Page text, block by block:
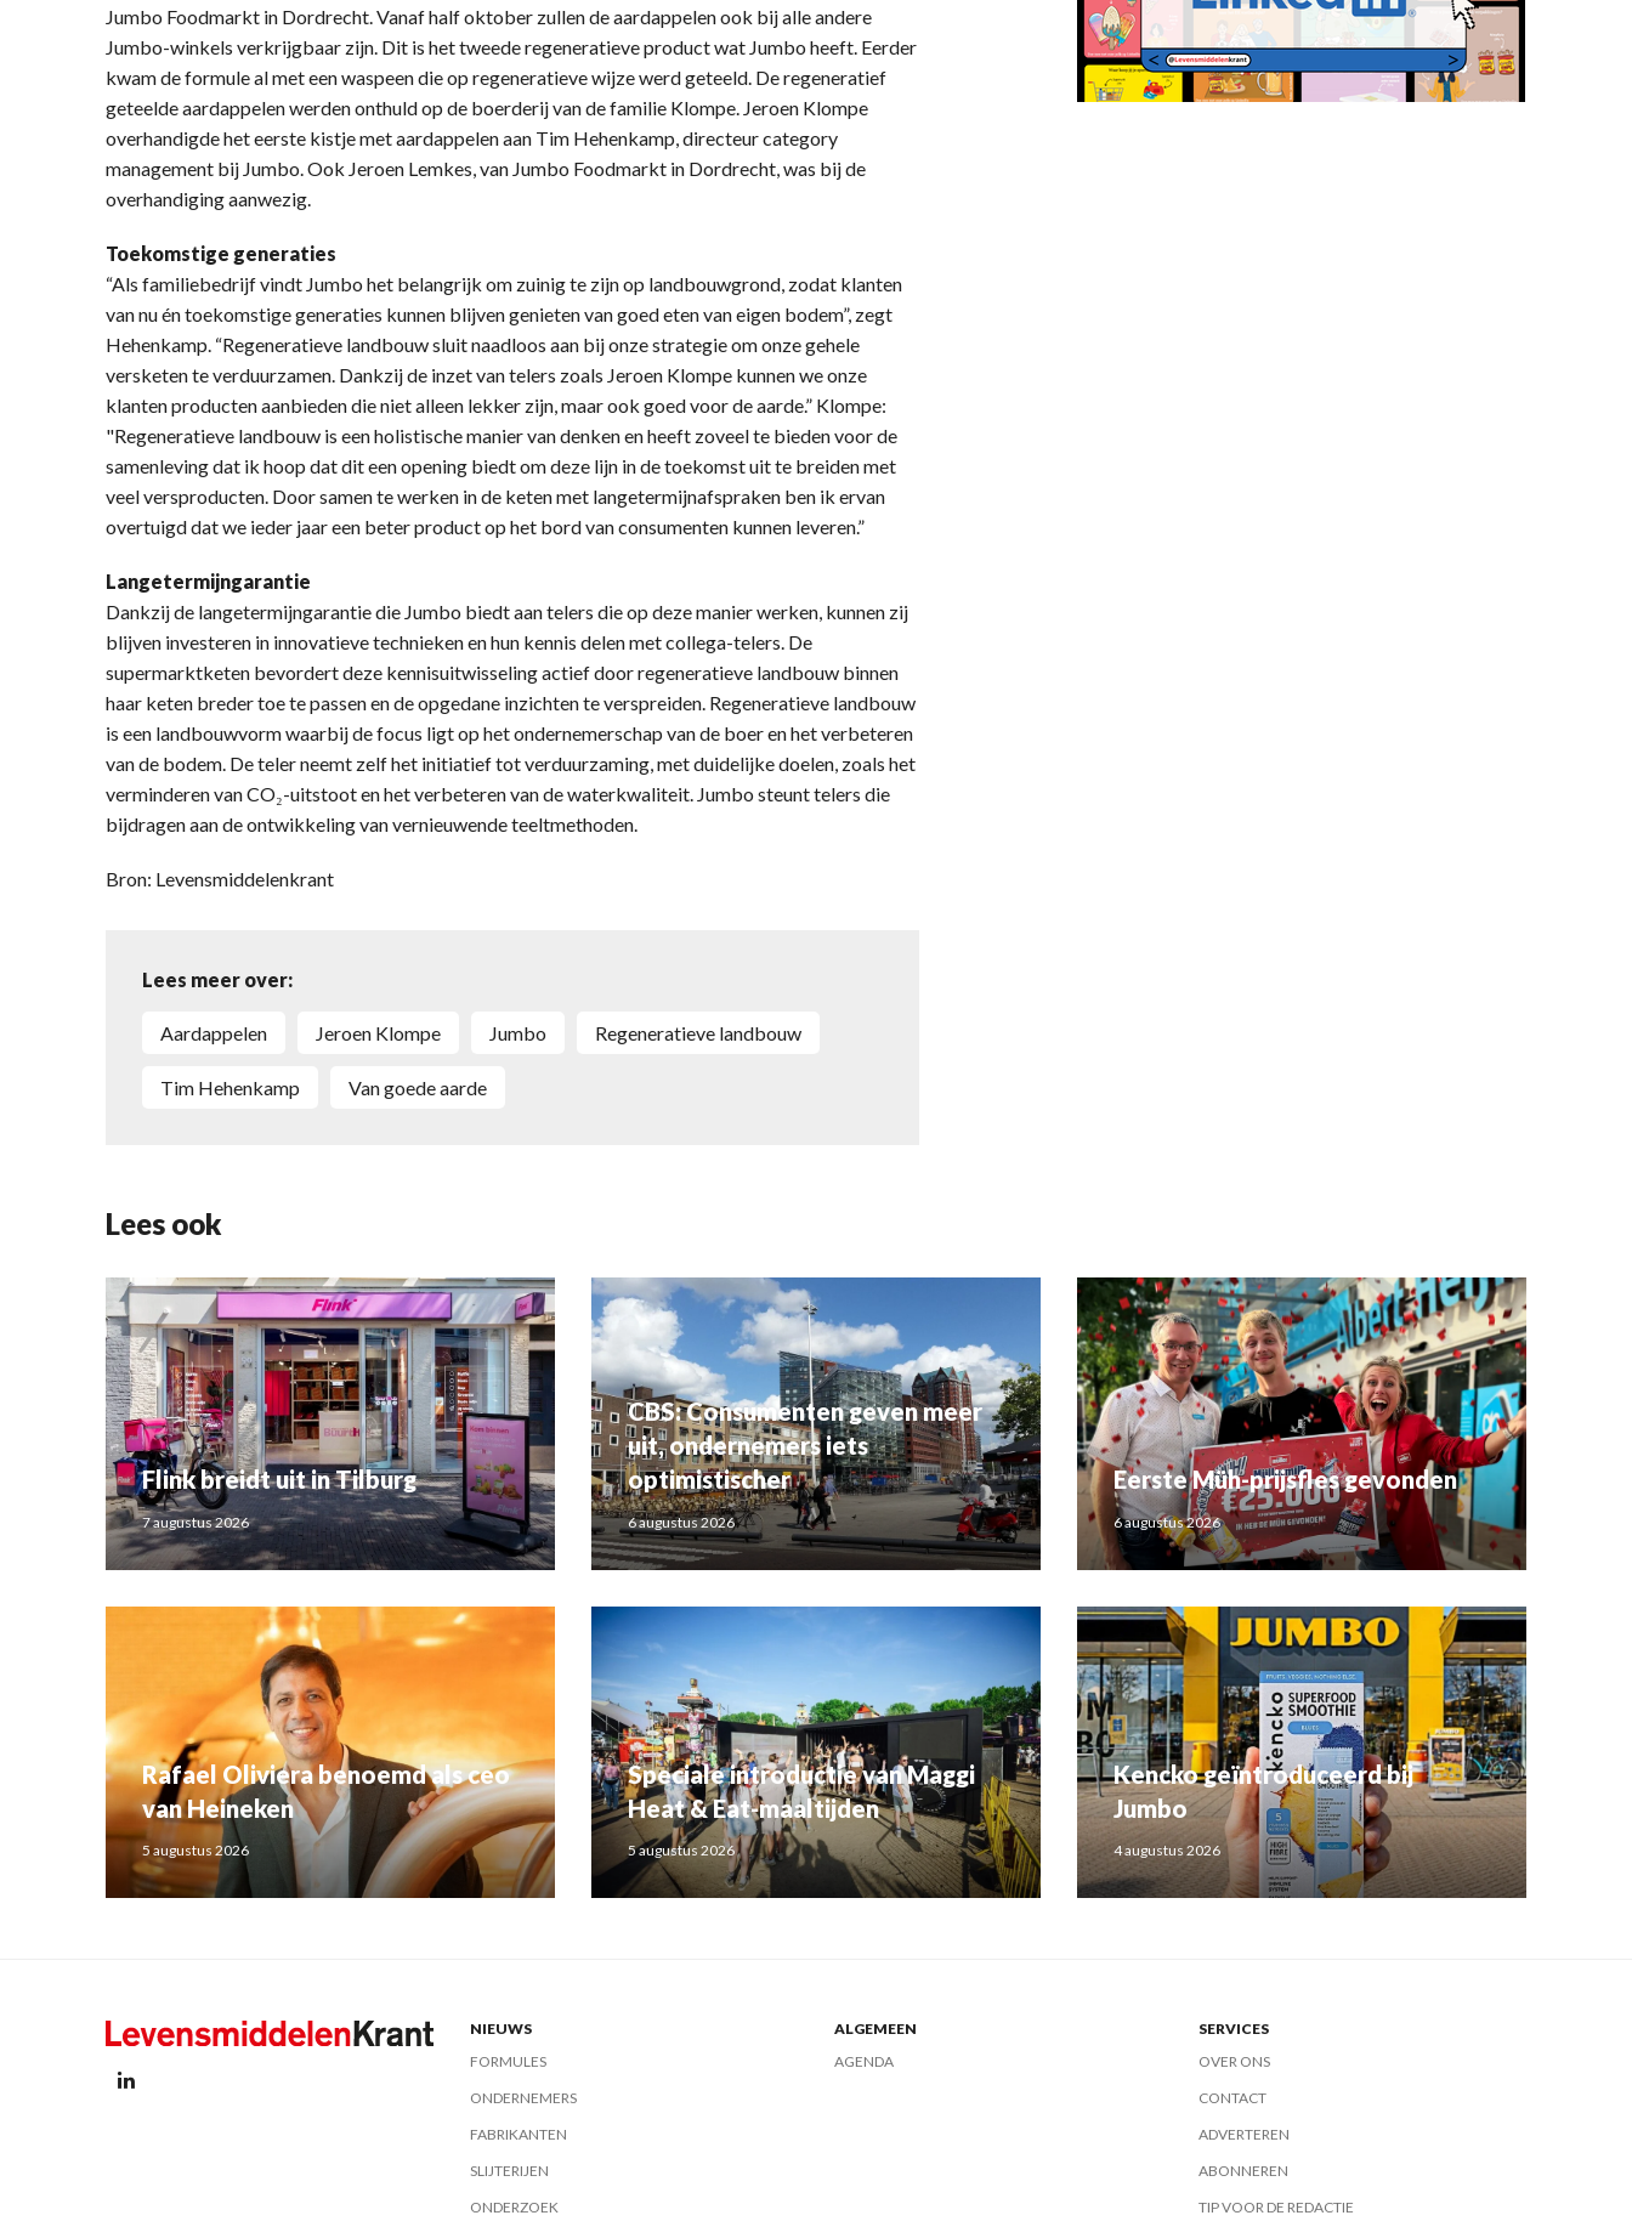
Jumbo Foodmarkt in Dordrecht. Vanaf half oktober zullen de aardappelen ook bij alle andere
Jumbo-winkels verkrijgbaar zijn. Dit is het tweede regeneratieve product wat Jumbo heeft. Eerder
kwam de formule al met een waspeen die op regeneratieve wijze werd geteeld. De regeneratief
geteelde aardappelen werden onthuld op de boerderij van de familie Klompe. Jeroen Klompe
overhandigde het eerste kistje met aardappelen aan Tim Hehenkamp, directeur category
management bij Jumbo. Ook Jeroen Lemkes, van Jumbo Foodmarkt in Dordrecht, was bij de
overhandiging aanwezig.
Toekomstige generaties
“Als familiebedrijf vindt Jumbo het belangrijk om zuinig te zijn op landbouwgrond, zodat klanten
van nu én toekomstige generaties kunnen blijven genieten van goed eten van eigen bodem”, zegt
Hehenkamp. “Regeneratieve landbouw sluit naadloos aan bij onze strategie om onze gehele
versketen te verduurzamen. Dankzij de inzet van telers zoals Jeroen Klompe kunnen we onze
klanten producten aanbieden die niet alleen lekker zijn, maar ook goed voor de aarde.” Klompe:
"Regeneratieve landbouw is een holistische manier van denken en heeft zoveel te bieden voor de
samenleving dat ik hoop dat dit een opening biedt om deze lijn in de toekomst uit te breiden met
veel versproducten. Door samen te werken in de keten met langetermijnafspraken ben ik ervan
overtuigd dat we ieder jaar een beter product op het bord van consumenten kunnen leveren.”
Langetermijngarantie
Dankzij de langetermijngarantie die Jumbo biedt aan telers die op deze manier werken, kunnen zij
blijven investeren in innovatieve technieken en hun kennis delen met collega-telers. De
supermarktketen bevordert deze kennisuitwisseling actief door regeneratieve landbouw binnen
haar keten breder toe te passen en de opgedane inzichten te verspreiden. Regeneratieve landbouw
is een landbouwvorm waarbij de focus ligt op het ondernemerschap van de boer en het verbeteren
van de bodem. De teler neemt zelf het initiatief tot verduurzaming, met duidelijke doelen, zoals het
verminderen van CO₂-uitstoot en het verbeteren van de waterkwaliteit. Jumbo steunt telers die
bijdragen aan de ontwikkeling van vernieuwende teeltmethoden.
Bron: Levensmiddelenkrant
Lees meer over:
aardappelen Jeroen Klompe Jumbo regeneratieve landbouw
Tim Hehenkamp Van goede aarde
Lees ook
Flink breidt uit in Tilburg
7 augustus 2026
CBS: Consumenten geven meer
uit, ondernemers iets
optimistischer
6 augustus 2026
Eerste Müh-prijsfles gevonden
6 augustus 2026
Rafael Oliviera benoemd als ceo
van Heineken
5 augustus 2026
Speciale introductie van Maggi
Heat & Eat-maaltijden
5 augustus 2026
Kencko geïntroduceerd bij
Jumbo
4 augustus 2026
NIEUWS
FORMULES
ONDERNEMERS
FABRIKANTEN
SLIJTERIJEN
ONDERZOEK
ALGEMEEN
AGENDA
SERVICES
OVER ONS
CONTACT
ADVERTEREN
ABONNEREN
TIP VOOR DE REDACTIE